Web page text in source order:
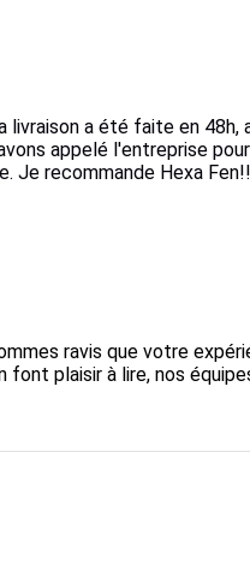
a été faite en 48h,
appelé l'entreprise
Je recommande Hexa
ravis que votre
plaisir à lire, nos